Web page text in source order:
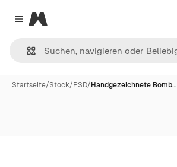
Close menu
Magnific
Startseite/Stock/PSD/Handgezeichnete Bomb…